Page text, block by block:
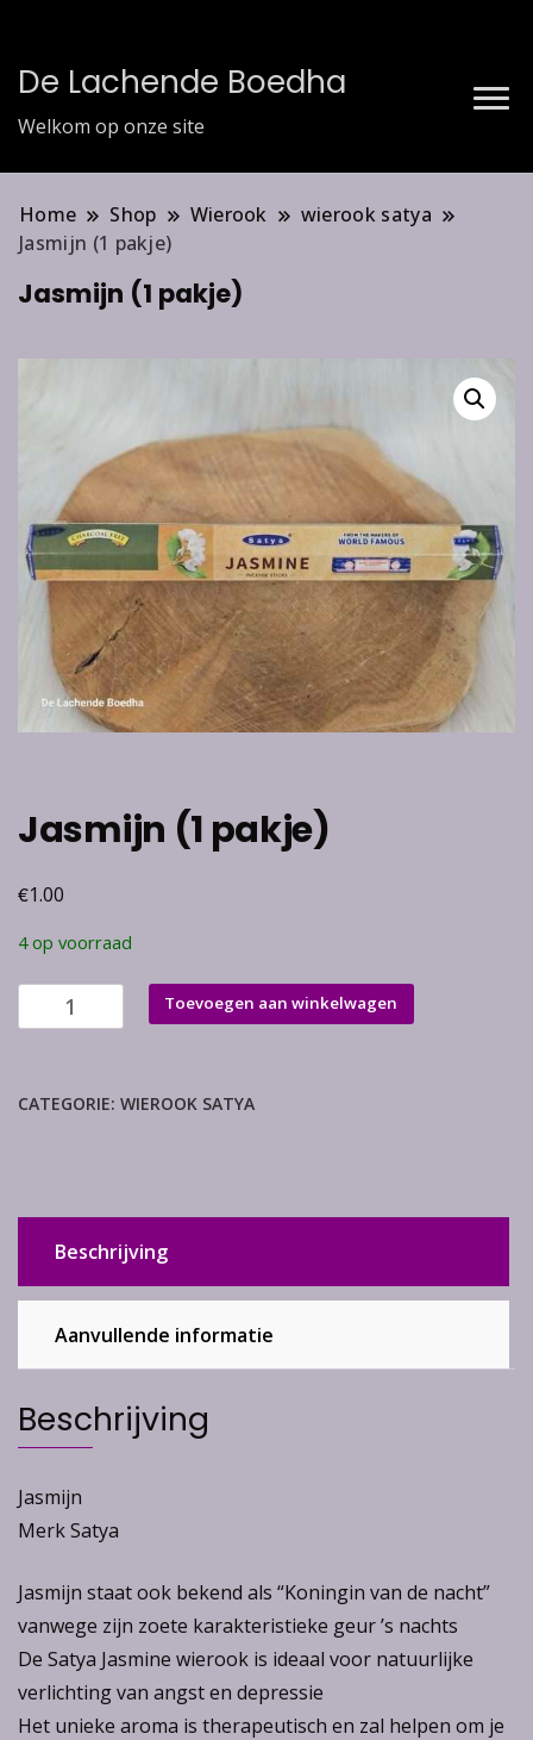
De Lachende Boedha
Welkom op onze site
Home Shop Wierook
wierook satya
Jasmijn (1 pakje)
Jasmijn (1 pakje)
Jasmijn (1 pakje)
€1.00
4 op voorraad
Jasmijn
(1
Toevoegen aan winkelwagen
CATEGORIE: WIEROOK SATYA
Beschrijving
Aanvullende informatie
Beschrijving
Jasmijn
Merk Satya
Jasmijn staat ook bekend als “Koningin van de nacht”
vanwege zijn zoete karakteristieke geur ’s nachts
De Satya Jasmine wierook is ideaal voor natuurlijke
verlichting van angst en depressie
Het unieke aroma is therapeutisch en zal helpen om je